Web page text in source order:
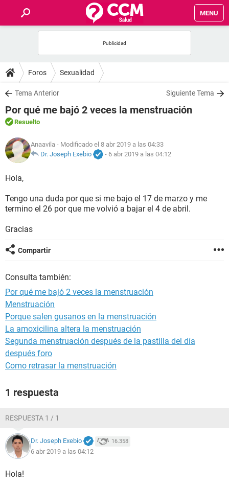
MENU
FOROS
SALUD
FAMILIA
NUTRICIÓN
SEXUALIDAD
Foros Sexualidad
Tema Anterior Siguiente Tema
Por qué me bajó 2 veces la menstruación
Resuelto
Anaavila - Modificado el 8 abr 2019 a las 04:33
Dr. Joseph Exebio
- 6 abr 2019 a las 04:12
Hola,
Tengo una duda por que si me bajo el 17 de marzo y me
termino el 26 por que me volvió a bajar el 4 de abril.
Gracias
Compartir
Consulta también:
Por qué me bajó 2 veces la menstruación
Menstruación
Porque salen gusanos en la menstruación
La amoxicilina altera la menstruación
Segunda menstruación después de la pastilla del día
después foro
Como retrasar la menstruación
1 respuesta
RESPUESTA 1 / 1
Dr. Joseph Exebio 16.358
6 abr 2019 a las 04:12
Hola!